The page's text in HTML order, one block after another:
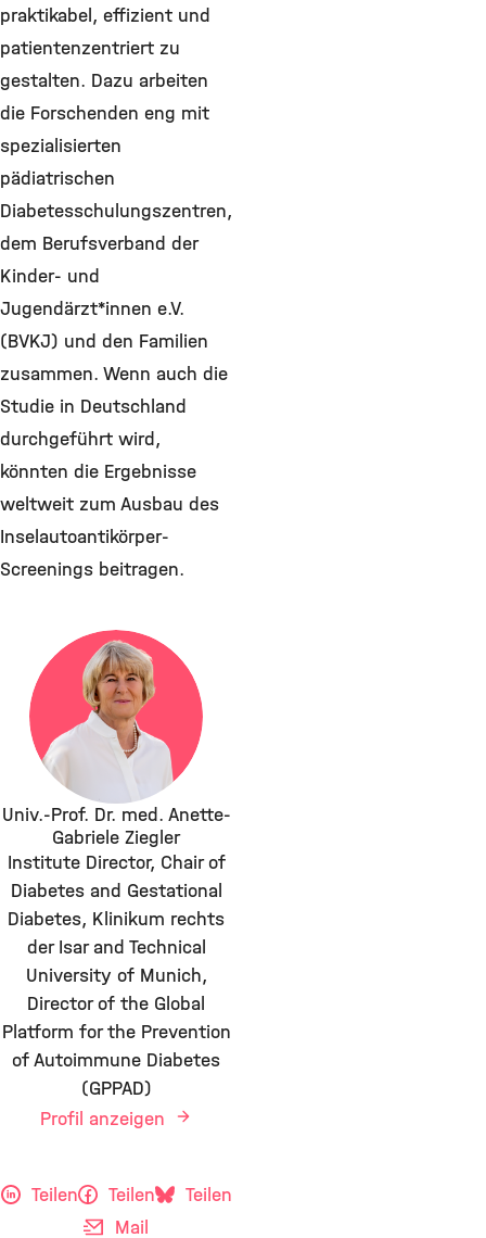
praktikabel, effizient und
patientenzentriert zu
gestalten. Dazu arbeiten
die Forschenden eng mit
spezialisierten
pädiatrischen
Diabetesschulungszentren,
dem Berufsverband der
Kinder- und
Jugendärzt*innen e.V.
(BVKJ) und den Familien
zusammen. Wenn auch die
Studie in Deutschland
durchgeführt wird,
könnten die Ergebnisse
weltweit zum Ausbau des
Inselautoantikörper-
Screenings beitragen.
Univ.-Prof. Dr. med. Anette-
Gabriele Ziegler
Institute Director, Chair of
Diabetes and Gestational
Diabetes, Klinikum rechts
der Isar and Technical
University of Munich,
Director of the Global
Platform for the Prevention
of Autoimmune Diabetes
(GPPAD)
Profil anzeigen
Teilen Teilen
Teilen
Mail